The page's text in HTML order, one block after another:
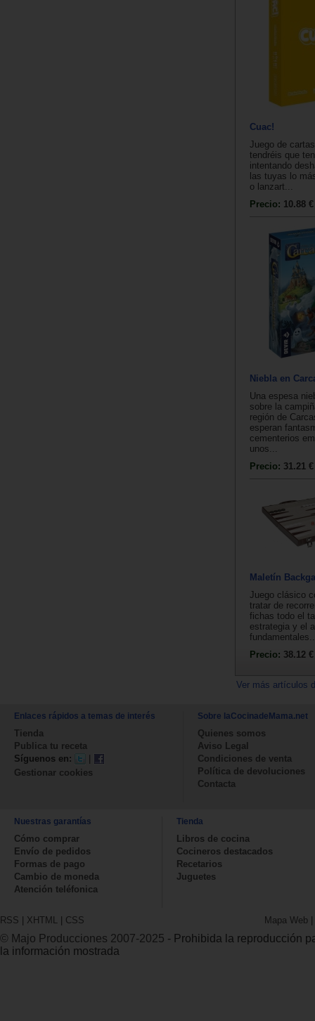
Cuac!
Juego de
tendréis que
intentando
las tuyas lo
o lanzart...
Precio: 10.88 €
Niebla en
Una espesa
sobre la
región de
esperan
cementerios
unos...
Precio: 31.21 €
Maletín
Juego clásico
tratar de
fichas todo el
estrategia y el
Precio: 38.12 €
Ver más artículos
Enlaces rápidos a temas de interés
Tienda
Publica tu receta
Síguenos en:
|
Gestionar cookies
Sobre laCocinadeMama.net
Quienes somos
Aviso Legal
Condiciones de venta
Política de devoluciones
Contacta
Nuestras garantías
Cómo comprar
Envío de pedidos
Formas de pago
Cambio de moneda
Atención teléfonica
Tienda
Libros de cocina
Cocineros destacados
Recetarios
Juguetes
RSS | XHTML | CSS Mapa Web |
© Majo Producciones 2007-2025 - Prohibida la reproducción
la información mostrada